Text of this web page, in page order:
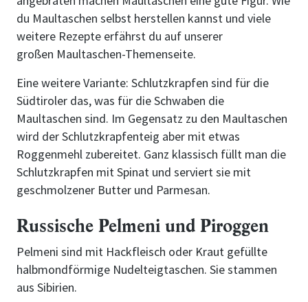
du Maultaschen selbst herstellen kannst und viele
weitere Rezepte erfährst du auf unserer
großen Maultaschen-Themenseite.
Eine weitere Variante: Schlutzkrapfen sind für die
Südtiroler das, was für die Schwaben die
Maultaschen sind. Im Gegensatz zu den Maultaschen
wird der Schlutzkrapfenteig aber mit etwas
Roggenmehl zubereitet. Ganz klassisch füllt man die
Schlutzkrapfen mit Spinat und serviert sie mit
geschmolzener Butter und Parmesan.
Russische Pelmeni und Piroggen
Pelmeni sind mit Hackfleisch oder Kraut gefüllte
halbmondförmige Nudelteigtaschen. Sie stammen
aus Sibirien.